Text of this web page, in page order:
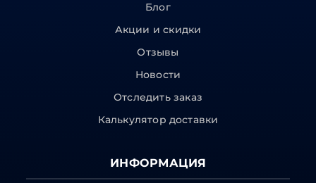
Блог
Акции и скидки
Отзывы
Новости
Отследить заказ
Калькулятор доставки
ИНФОРМАЦИЯ